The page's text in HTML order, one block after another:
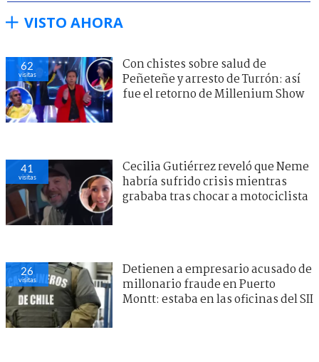
VISTO AHORA
62
visitas
Con chistes sobre salud de
Peñeteñe y arresto de Turrón: así
fue el retorno de Millenium Show
41
visitas
Cecilia Gutiérrez reveló que Neme
habría sufrido crisis mientras
grababa tras chocar a motociclista
26
visitas
Detienen a empresario acusado de
millonario fraude en Puerto
Montt: estaba en las oficinas del SII